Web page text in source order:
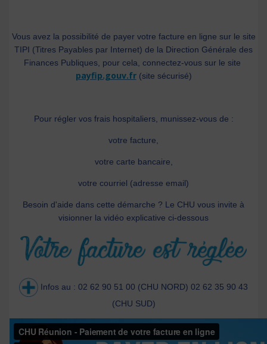
Vous avez la possibilité de payer votre facture en ligne sur le site
TIPI (Titres Payables par Internet) de la Direction Générale des
Finances Publiques, pour cela, connectez-vous sur le site
payfip.gouv.fr (site sécurisé)
Pour régler vos frais hospitaliers, munissez-vous de :
votre facture,
votre carte bancaire,
votre courriel (adresse email)
Besoin d'aide dans cette démarche ? Le CHU vous invite à
visionner la vidéo explicative ci-dessous
Infos au : 02 62 90 51 00 (CHU NORD) 02 62 35 90 43
(CHU SUD)